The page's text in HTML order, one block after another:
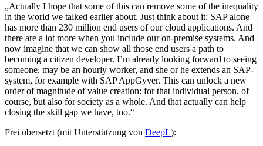
„Actually I hope that some of this can remove some of the inequality
in the world we talked earlier about. Just think about it: SAP alone
has more than 230 million end users of our cloud applications. And
there are a lot more when you include our on-premise systems. And
now imagine that we can show all those end users a path to
becoming a citizen developer. I’m already looking forward to seeing
someone, may be an hourly worker, and she or he extends an SAP-
system, for example with SAP AppGyver. This can unlock a new
order of magnitude of value creation: for that individual person, of
course, but also for society as a whole. And that actually can help
closing the skill gap we have, too.“
Frei übersetzt (mit Unterstützung von DeepL):